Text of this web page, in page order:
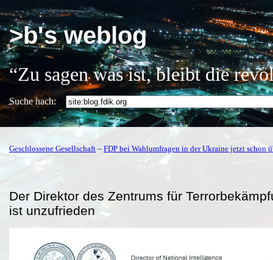
>b's weblog
“Zu sagen was ist, bleibt die
Suche nach:
Geschlossene Gesellschaft – FDP bei Wahlumfragen in der Ukraine jetzt schon
Der Direktor des Zentrums für
ist unzufrieden